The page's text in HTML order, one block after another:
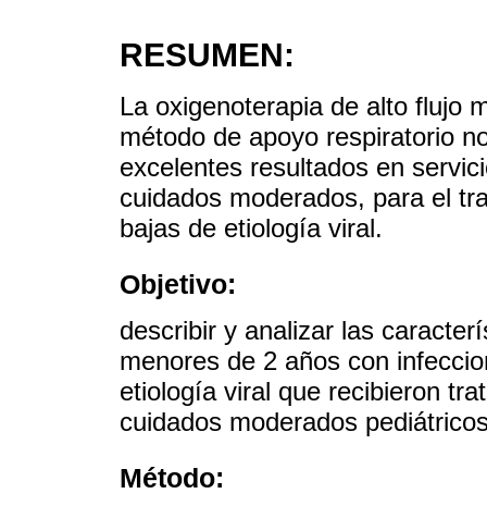
RESUMEN:
La oxigenoterapia de alto flujo
método de apoyo respiratorio
excelentes resultados en
cuidados moderados, para el
bajas de etiología viral.
Objetivo:
describir y analizar las
menores de 2 años con
etiología viral que recibieron
cuidados moderados
Método: